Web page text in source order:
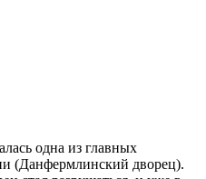
одна из главных
(Данфермлинский дворец).